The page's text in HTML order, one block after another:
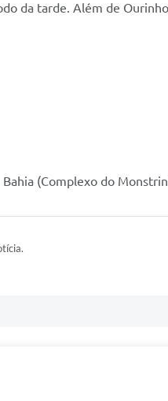
da tarde. Além de
(Complexo do